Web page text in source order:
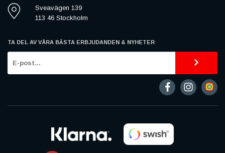
Sveavägen 139
113 46 Stockholm
TA DEL AV VÅRA BÄSTA ERBJUDANDEN & NYHETER